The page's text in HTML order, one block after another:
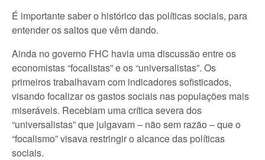
É importante saber o histórico das políticas sociais, para
entender os saltos que vêm dando.
Ainda no governo FHC havia uma discussão entre os
economistas “focalistas” e os “universalistas”. Os
primeiros trabalhavam com indicadores sofisticados,
visando focalizar os gastos sociais nas populações mais
miseráveis. Recebiam uma crítica severa dos
“universalistas” que julgavam – não sem razão – que o
“focalismo” visava restringir o alcance das políticas
sociais.